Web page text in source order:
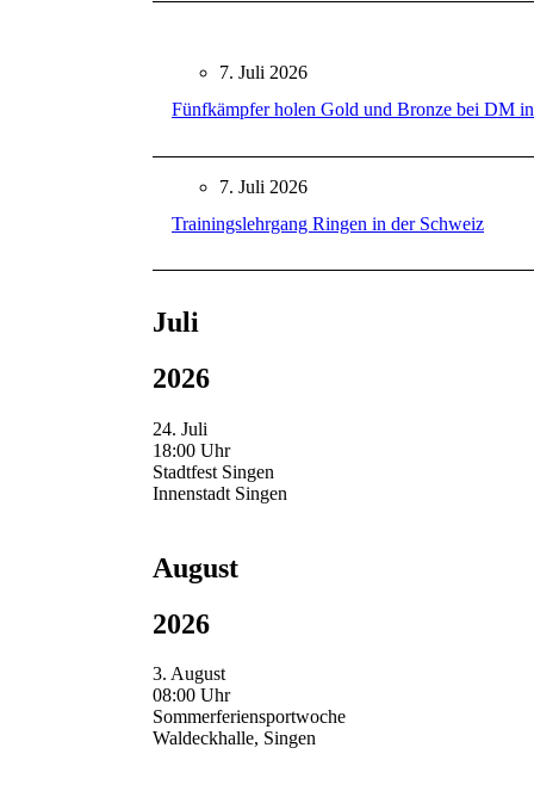
7. Juli 2026
Fünfkämpfer holen Gold und Bronze bei DM
7. Juli 2026
Trainingslehrgang Ringen in der Schweiz
Juli
2026
24. Juli
18:00 Uhr
Stadtfest Singen
Innenstadt Singen
August
2026
3. August
08:00 Uhr
Sommerferiensportwoche
Waldeckhalle, Singen